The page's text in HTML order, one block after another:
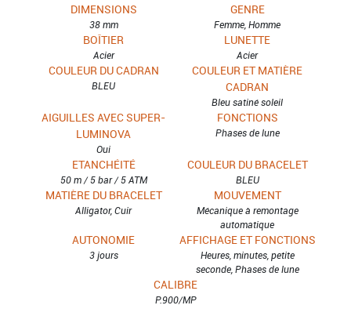
DIMENSIONS
38 mm
GENRE
Femme, Homme
BOÎTIER
Acier
LUNETTE
Acier
COULEUR DU CADRAN
BLEU
COULEUR ET MATIÈRE
CADRAN
Bleu satiné soleil
AIGUILLES AVEC SUPER-
LUMINOVA
Oui
FONCTIONS
Phases de lune
ETANCHÉITÉ
50 m / 5 bar / 5 ATM
COULEUR DU BRACELET
BLEU
MATIÈRE DU BRACELET
Alligator, Cuir
MOUVEMENT
Mécanique à remontage
automatique
AUTONOMIE
3 jours
AFFICHAGE ET FONCTIONS
Heures, minutes, petite
seconde, Phases de lune
CALIBRE
P.900/MP